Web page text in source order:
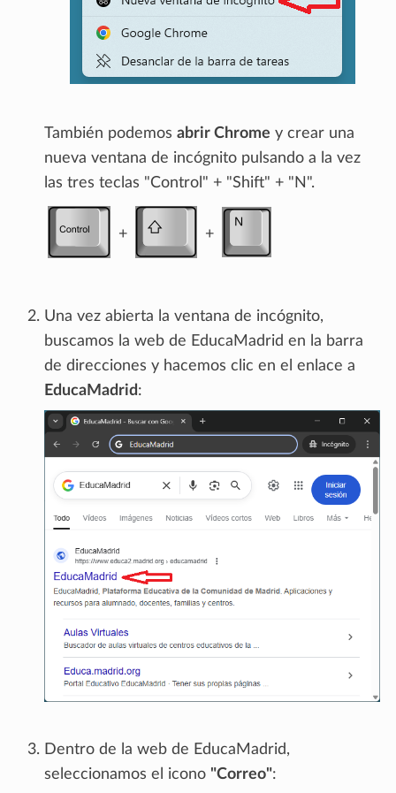
También podemos abrir Chrome y crear una
nueva ventana de incógnito pulsando a la vez
las tres teclas "Control" + "Shift" + "N".
+ +
Una vez abierta la ventana de incógnito,
buscamos la web de EducaMadrid en la barra
de direcciones y hacemos clic en el enlace a
EducaMadrid:
Dentro de la web de EducaMadrid,
seleccionamos el icono "Correo":